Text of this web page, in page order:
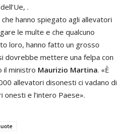
.
hanno spiegato agli allevatori
le multe e che qualcuno
loro, hanno fatto un grosso
dovrebbe mettere una felpa con
il ministro Maurizio Martina. «È
allevatori disonesti ci vadano di
e l’intero Paese».